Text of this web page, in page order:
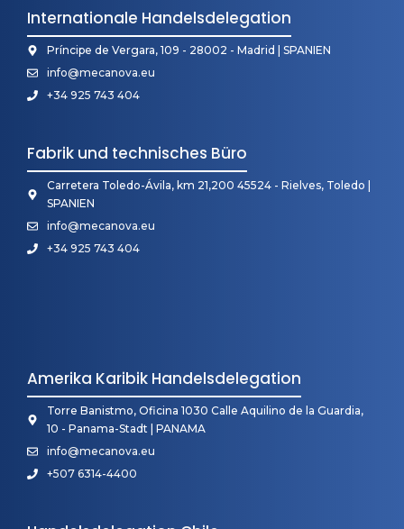
Internationale Handelsdelegation
Príncipe de Vergara, 109 - 28002 - Madrid | SPANIEN
info@mecanova.eu
+34 925 743 404
Fabrik und technisches Büro
Carretera Toledo-Ávila, km 21,200 45524 - Rielves, Toledo |
SPANIEN
info@mecanova.eu
+34 925 743 404
Amerika Karibik Handelsdelegation
Torre Banistmo, Oficina 1030 Calle Aquilino de la Guardia,
10 - Panama-Stadt | PANAMA
info@mecanova.eu
+507 6314-4400